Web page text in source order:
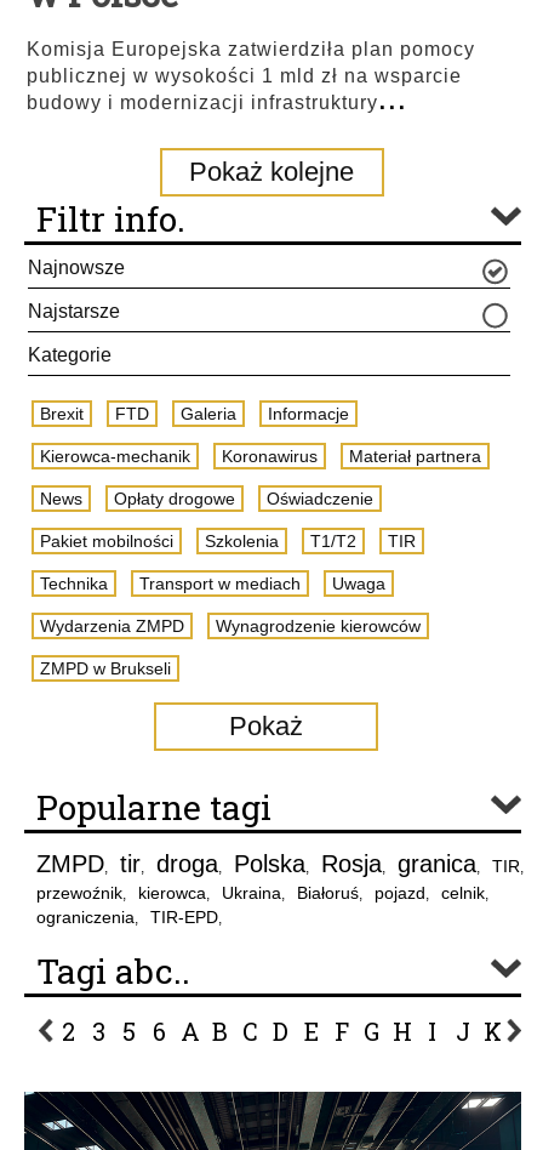
Komisja Europejska zatwierdziła plan pomocy
publicznej w wysokości 1 mld zł na wsparcie
budowy i modernizacji infrastruktury...
Pokaż kolejne
Filtr info.
Najnowsze
Najstarsze
Kategorie
Brexit FTD Galeria Informacje
Kierowca-mechanik Koronawirus Materiał partnera
News Opłaty drogowe Oświadczenie
Pakiet mobilności Szkolenia T1/T2 TIR
Technika Transport w mediach Uwaga
Wydarzenia ZMPD Wynagrodzenie kierowców
ZMPD w Brukseli
Pokaż
Popularne tagi
ZMPD, tir, droga, Polska, Rosja, granica, TIR,
przewoźnik, kierowca, Ukraina, Białoruś, pojazd, celnik,
ograniczenia, TIR-EPD,
Tagi abc..
2 3 5 6 A B C D E F G H I J K L